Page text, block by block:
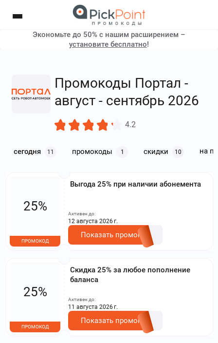
Экономьте до 50% с нашим расширением –
установите бесплатно!
Промокоды Портал -
август - сентябрь 2026
4.2
сегодня 11 промокоды 1 скидки 10 на
Выгода 25% при наличии абонемента
25%
ПРОМОКОД
Активен до:
12 августа 2026 г.
Показать промокод
Скидка 25% за любое пополнение
баланса
25%
ПРОМОКОД
Активен до:
11 августа 2026 г.
Показать промокод